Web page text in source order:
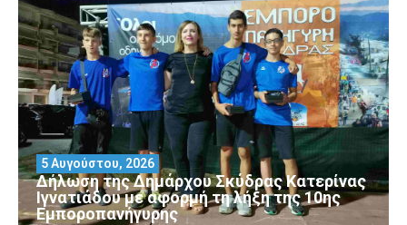
Δήλωση της Δημάρχου Σκύδρας Κατερίνας
Ιγνατιάδου με αφορμή τη λήξη της 10ης
Εμποροπανήγυρης
5 Αυγούστου, 2026